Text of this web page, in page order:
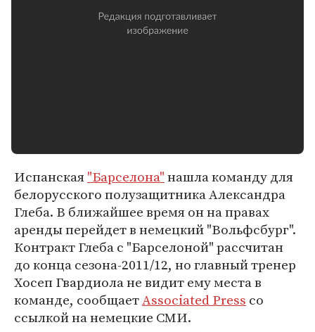
Испанская"Барселона"нашла команду для
белорусского полузащитника Александра
Глеба. В ближайшее время он на правах
аренды перейдет в немецкий "Вольфсбург".
Контракт Глеба с "Барселоной" рассчитан
до конца сезона-2011/12, но главный тренер
Хосеп Гвардиола не видит ему места в
команде, сообщаетAssociated Press со
ссылкой на немецкие СМИ.